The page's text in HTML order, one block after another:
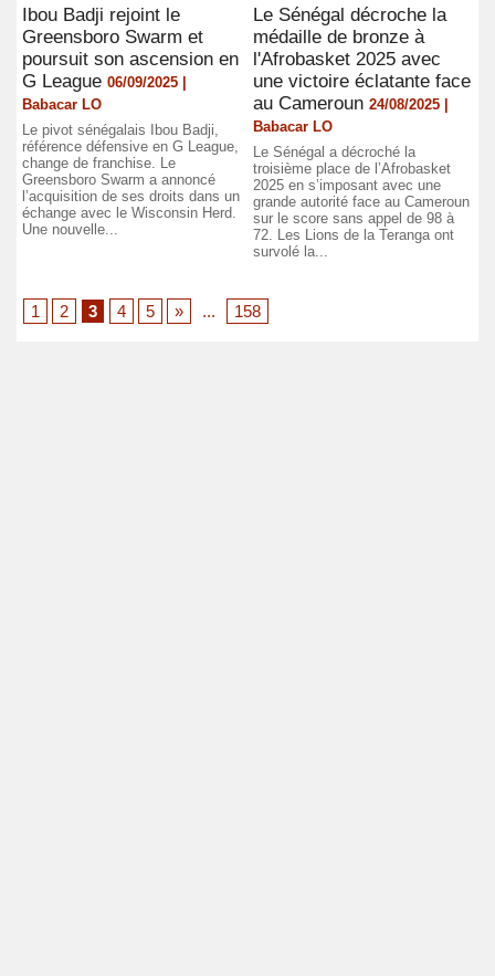
Ibou Badji rejoint le
Greensboro Swarm et
poursuit son ascension en
G League 06/09/2025 |
Babacar LO
Le pivot sénégalais Ibou Badji,
référence défensive en G League,
change de franchise. Le
Greensboro Swarm a annoncé
l’acquisition de ses droits dans un
échange avec le Wisconsin Herd.
Une nouvelle...
Le Sénégal décroche la
médaille de bronze à
l'Afrobasket 2025 avec
une victoire éclatante face
au Cameroun 24/08/2025 |
Babacar LO
Le Sénégal a décroché la
troisième place de l’Afrobasket
2025 en s’imposant avec une
grande autorité face au Cameroun
sur le score sans appel de 98 à
72. Les Lions de la Teranga ont
survolé la...
1 2 3 4 5 » ... 158